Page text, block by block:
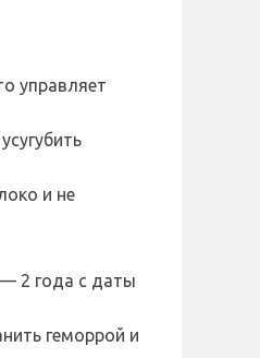
управляет
и не
— 2 года с даты
геморрой и